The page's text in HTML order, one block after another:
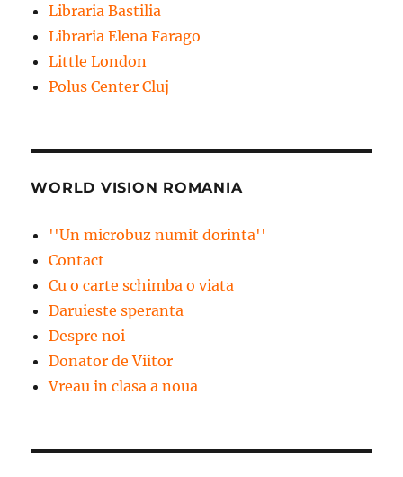
Libraria Bastilia
Libraria Elena Farago
Little London
Polus Center Cluj
WORLD VISION ROMANIA
''Un microbuz numit dorinta''
Contact
Cu o carte schimba o viata
Daruieste speranta
Despre noi
Donator de Viitor
Vreau in clasa a noua